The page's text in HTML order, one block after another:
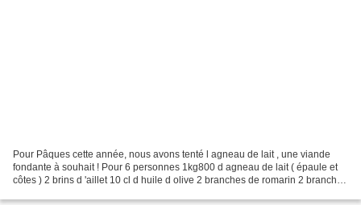
Pour Pâques cette année, nous avons tenté l agneau de lait , une viande
fondante à souhait ! Pour 6 personnes 1kg800 d agneau de lait ( épaule et
côtes ) 2 brins d 'aillet 10 cl d huile d olive 2 branches de romarin 2 branches